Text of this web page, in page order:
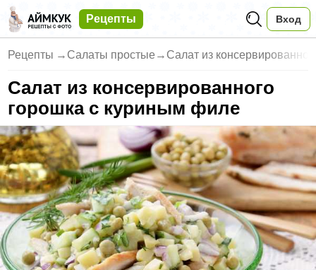
Рецепты Вход
Рецепты → Салаты простые → Салат из
Салат из консервированного
горошка с куриным филе